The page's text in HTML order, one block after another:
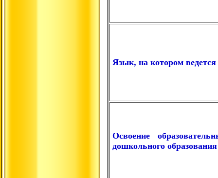
Язык, на котором ведется
Освоение
дошкольного образования